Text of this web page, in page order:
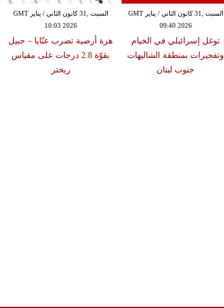
السبت ,31 كانون الثاني / يناير GMT
10:03 2026
هزة أرضية تضرب عنّايا – جبيل
بقوّة 2.8 درجات على مقياس
ريختر
السبت ,31 كانون الثاني / يناير GMT
09:40 2026
توغل إسرائيلي في الخيام
وتفجيرات بمنطقة الشاليهات
جنوب لبنان